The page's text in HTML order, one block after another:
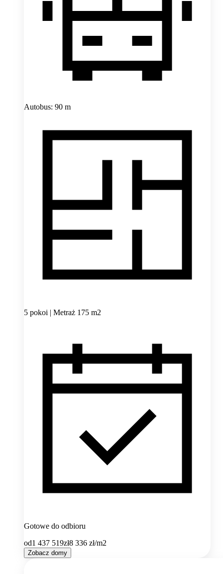
Autobus: 90 m
5 pokoi | Metraż 175 m2
Gotowe do odbioru
od1 437 519zł8 336 zł/m2
Zobacz domy